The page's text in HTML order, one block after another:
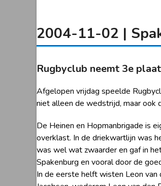
2004-11-02 |
Rugbyclub neemt 3e
Afgelopen vrijdag speelde
niet alleen de wedstrijd, maar ook
De Heinen en Hopmanbrigade is
overklast. In de driekwartlijn was
was wel wat zwaarder en gaf in
Spakenburg en vooral door de
In de eerste helft wisten Leon